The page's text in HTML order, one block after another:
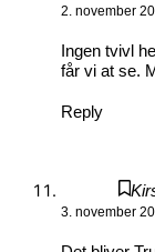
2. november
Ingen tvivl
får vi at se.
Reply
3. november